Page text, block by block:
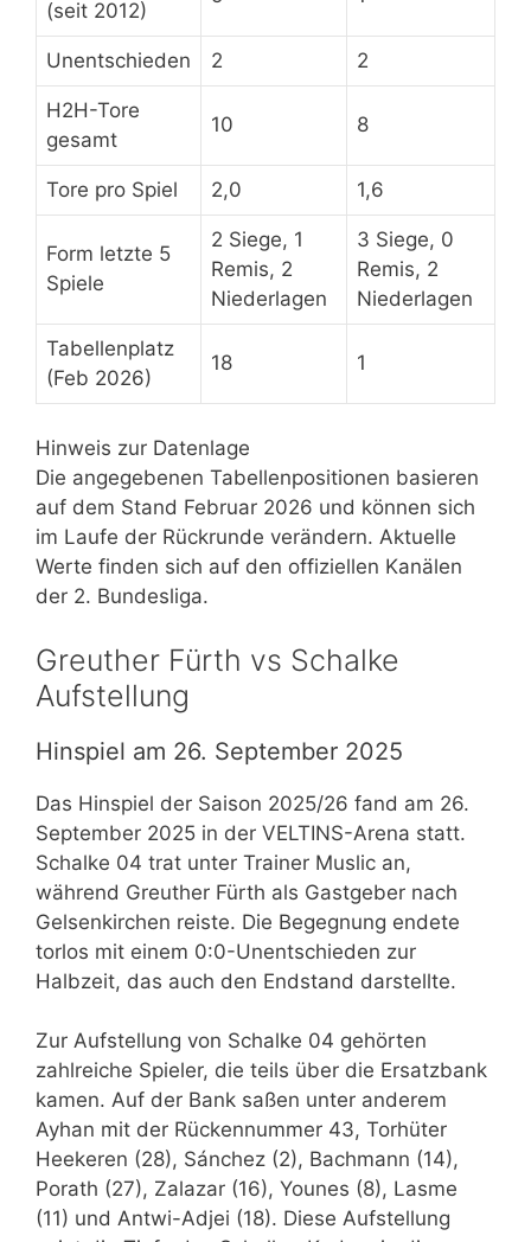
(seit 2012)
Unentschieden 2 2
H2H-Tore
gesamt
10 8
Tore pro Spiel 2,0 1,6
Form letzte 5
Spiele
2 Siege, 1
Remis, 2
Niederlagen
3 Siege, 0
Remis, 2
Niederlagen
Tabellenplatz
(Feb 2026)
18 1
Hinweis zur Datenlage
Die angegebenen Tabellenpositionen basieren
auf dem Stand Februar 2026 und können sich
im Laufe der Rückrunde verändern. Aktuelle
Werte finden sich auf den offiziellen Kanälen
der 2. Bundesliga.
Greuther Fürth vs Schalke
Aufstellung
Hinspiel am 26. September 2025
Das Hinspiel der Saison 2025/26 fand am 26.
September 2025 in der VELTINS-Arena statt.
Schalke 04 trat unter Trainer Muslic an,
während Greuther Fürth als Gastgeber nach
Gelsenkirchen reiste. Die Begegnung endete
torlos mit einem 0:0-Unentschieden zur
Halbzeit, das auch den Endstand darstellte.
Zur Aufstellung von Schalke 04 gehörten
zahlreiche Spieler, die teils über die Ersatzbank
kamen. Auf der Bank saßen unter anderem
Ayhan mit der Rückennummer 43, Torhüter
Heekeren (28), Sánchez (2), Bachmann (14),
Porath (27), Zalazar (16), Younes (8), Lasme
(11) und Antwi-Adjei (18). Diese Aufstellung